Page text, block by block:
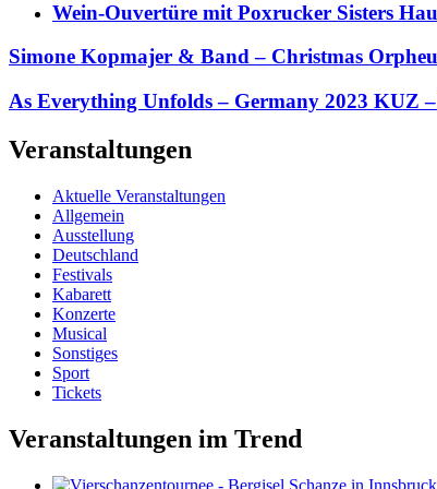
Wein-Ouvertüre mit Poxrucker Sisters
Simone Kopmajer & Band – Christmas
As Everything Unfolds – Germany 2023
Veranstaltungen
Aktuelle Veranstaltungen
Allgemein
Ausstellung
Deutschland
Festivals
Kabarett
Konzerte
Musical
Sonstiges
Sport
Tickets
Veranstaltungen im Trend